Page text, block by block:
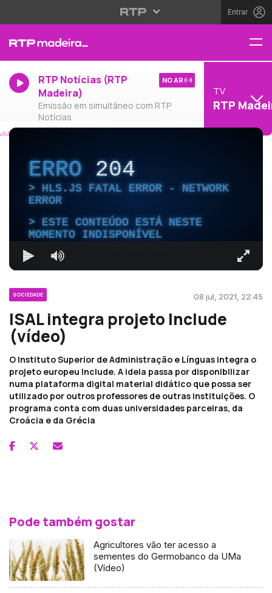
Entrar
RTP Notícias (RTP
Madeira)
Emissão em simultâneo com RTP
Notícias
NO AR
TV
RTP
ERRO204
HLS.JS FATAL ERROR - NETWORK
ERROR
ESTE CONTEÚDO ESTÁ NESTE
MOMENTO INDISPONÍVEL
SOCIEDADE 08 jul, 2021, 22:45
ISAL integra projeto Include
(vídeo)
O Instituto Superior de Administração e Línguas integra o
projeto europeu Include. A ideia passa por disponibilizar
numa plataforma digital material didático que possa ser
utilizado por outros professores de outras instituições. O
programa conta com duas universidades parceiras, da
Croácia e da Grécia
Pode também gostar
Agricultores vão ter acesso a
sementes do Germobanco da UMa
(Vídeo)